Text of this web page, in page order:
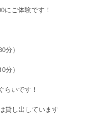
にご体験です！
分）
分）
らいです！
貸し出しています